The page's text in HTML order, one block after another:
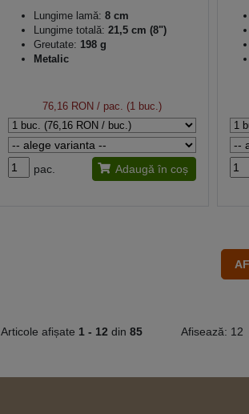
Lungime lamă: 8 cm
Lungime totală: 21,5 cm (8")
Greutate: 198 g
Metalic
76,16 RON / pac. (1 buc.)
pac. Adaugă în coș
Articole afișate 1 - 12 din 85 Afisează: 12